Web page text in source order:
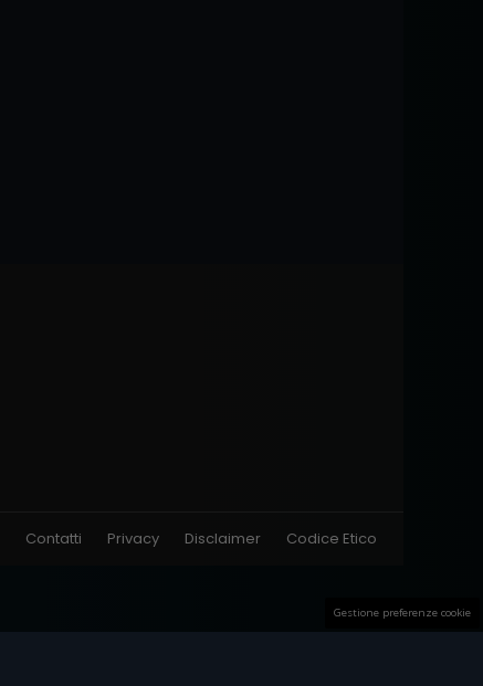
Contatti Privacy Disclaimer Codice Etico
Gestione preferenze cookie